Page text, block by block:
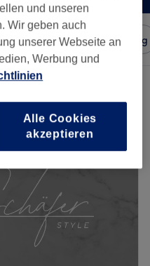
Expressangebote Bewertung
Innenstadt, Offenbach
und unseren
Wir geben auch
unserer Webseite an
Werbung und
Alle Cookies
akzeptieren